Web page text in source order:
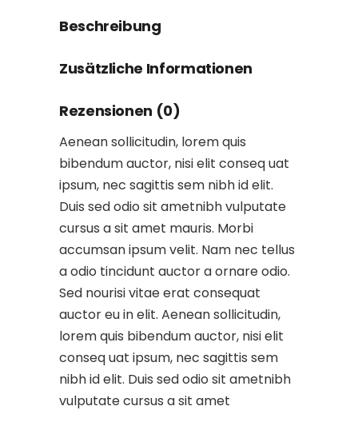
Beschreibung
Zusätzliche Informationen
Rezensionen (0)
Aenean sollicitudin, lorem quis
bibendum auctor, nisi elit conseq uat
ipsum, nec sagittis sem nibh id elit.
Duis sed odio sit ametnibh vulputate
cursus a sit amet mauris. Morbi
accumsan ipsum velit. Nam nec tellus
a odio tincidunt auctor a ornare odio.
Sed nourisi vitae erat consequat
auctor eu in elit. Aenean sollicitudin,
lorem quis bibendum auctor, nisi elit
conseq uat ipsum, nec sagittis sem
nibh id elit. Duis sed odio sit ametnibh
vulputate cursus a sit amet